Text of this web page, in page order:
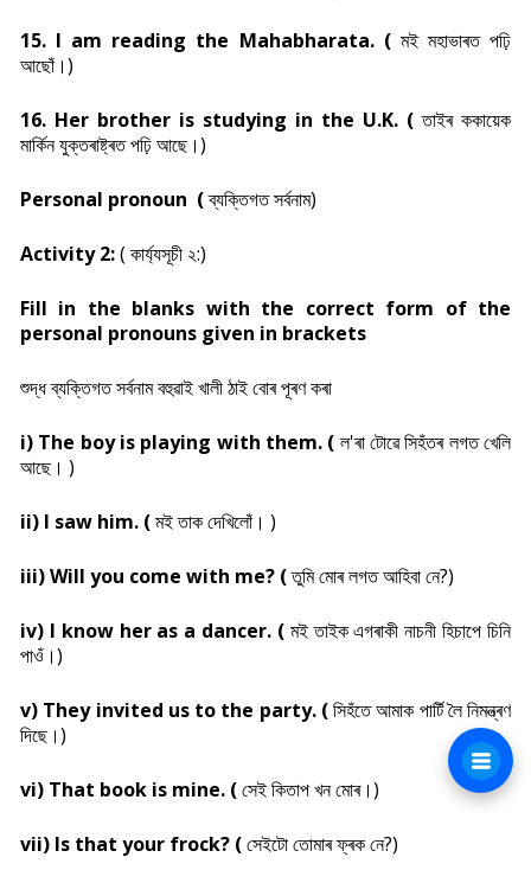
15. I am reading the Mahabharata. ( মই মহাভাৰত পঢ়ি
আছোঁ।)
16. Her brother is studying in the U.K. (তাইৰ ককায়েক
মাৰ্কিন যুক্তৰাষ্ট্ৰত পঢ়ি আছে।)
Personal pronoun (ব্যক্তিগত সর্বনাম)
Activity 2:(কাৰ্য্যসূচী ২:)
Fill in the blanks with the correct form of the
personal pronouns given in brackets
শুদ্ধ ব্যক্তিগত সর্বনাম বহুৱাই খালী ঠাই বোৰ পূৰণ কৰা
i) The boy is playing with them. ( ল'ৰা টোৱে সিহঁতৰ লগত খেলি
আছে। )
ii) I saw him. (মই তাক দেখিলোঁ। )
iii) Will you come with me? (তুমি মোৰ লগত আহিবা নে?)
iv) I know her as a dancer. ( মই তাইক এগৰাকী নাচনী হিচাপে চিনি
পাওঁ।)
v) They invited us to the party. (সিহঁতে আমাক পাৰ্টি লৈ নিমন্ত্ৰণ
দিছে।)
vi) That book is mine. (সেই কিতাপ খন মোৰ।)
vii) Is that your frock? (সেইটো তোমাৰ ফ্ৰক নে?)